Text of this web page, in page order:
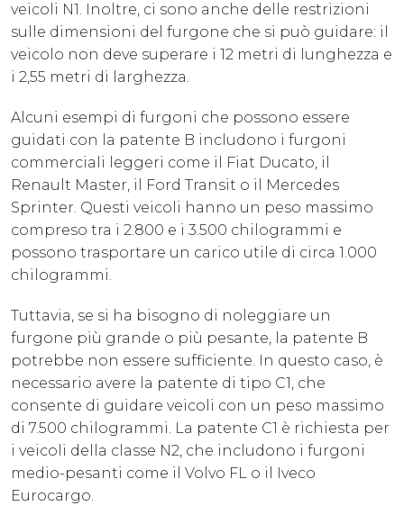
veicoli N1. Inoltre, ci sono anche delle restrizioni
sulle dimensioni del furgone che si può guidare: il
veicolo non deve superare i 12 metri di lunghezza e
i 2,55 metri di larghezza.
Alcuni esempi di furgoni che possono essere
guidati con la patente B includono i furgoni
commerciali leggeri come il Fiat Ducato, il
Renault Master, il Ford Transit o il Mercedes
Sprinter. Questi veicoli hanno un peso massimo
compreso tra i 2.800 e i 3.500 chilogrammi e
possono trasportare un carico utile di circa 1.000
chilogrammi.
Tuttavia, se si ha bisogno di noleggiare un
furgone più grande o più pesante, la patente B
potrebbe non essere sufficiente. In questo caso, è
necessario avere la patente di tipo C1, che
consente di guidare veicoli con un peso massimo
di 7.500 chilogrammi. La patente C1 è richiesta per
i veicoli della classe N2, che includono i furgoni
medio-pesanti come il Volvo FL o il Iveco
Eurocargo.